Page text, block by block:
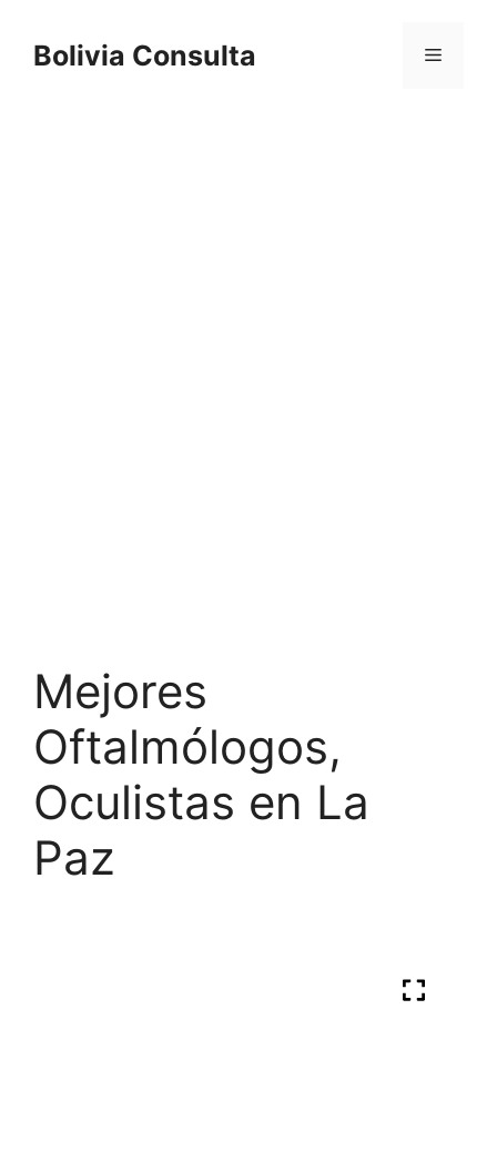
contentBolivia Consulta Menu
Mejores
Oftalmólogos,
Oculistas en La
Paz